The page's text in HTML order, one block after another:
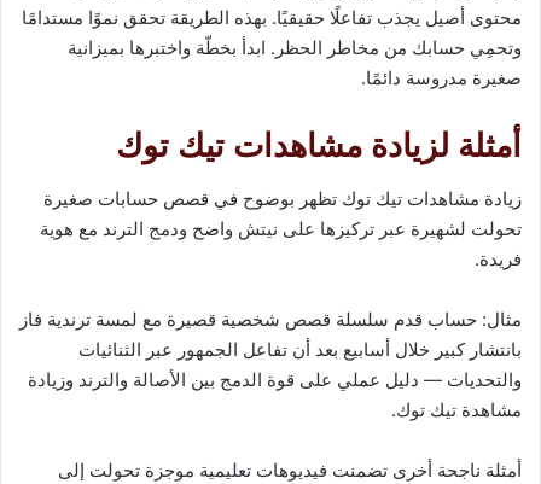
محتوى أصيل يجذب تفاعلًا حقيقيًا. بهذه الطريقة تحقق نموًا مستدامًا
وتحمِي حسابك من مخاطر الحظر. ابدأ بخطّة واختبرها بميزانية
صغيرة مدروسة دائمًا.
أمثلة لزيادة مشاهدات تيك توك
زيادة مشاهدات تيك توك تظهر بوضوح في قصص حسابات صغيرة
تحولت لشهيرة عبر تركيزها على نيتش واضح ودمج الترند مع هوية
فريدة.
مثال: حساب قدم سلسلة قصص شخصية قصيرة مع لمسة ترندية فاز
بانتشار كبير خلال أسابيع بعد أن تفاعل الجمهور عبر الثنائيات
والتحديات — دليل عملي على قوة الدمج بين الأصالة والترند وزيادة
مشاهدة تيك توك.
أمثلة ناجحة أخرى تضمنت فيديوهات تعليمية موجزة تحولت إلى